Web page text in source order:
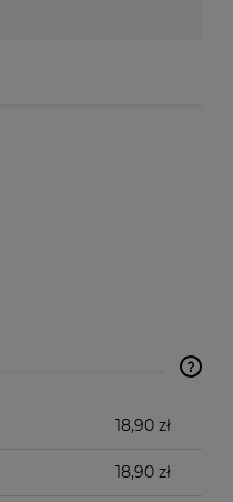
kosztów płatności
18,90 zł
18,90 zł